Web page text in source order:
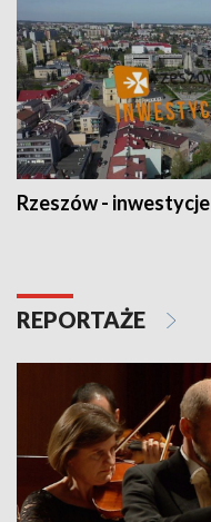
Rzeszów - inwestycje
REPORTAŻE